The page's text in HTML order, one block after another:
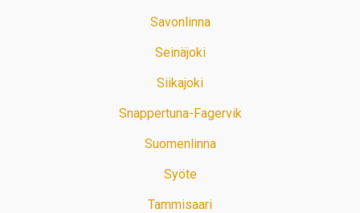
Savonlinna
Seinäjoki
Siikajoki
Snappertuna-Fagervik
Suomenlinna
Syöte
Tammisaari